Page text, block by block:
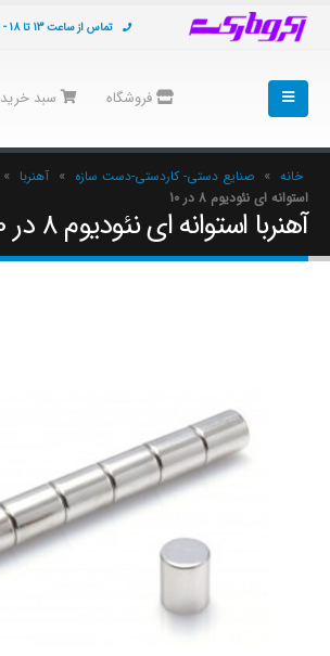
تماس از ساعت 13 تا 18 - 021-66908491
فروشگاه سبد خرید
خانه » صنایع دستی- کاردستی-دست سازه » آهنربا »
استوانه ای نئودیوم 8 در 10
آهنربا استوانه ای نئودیوم 8 در 10